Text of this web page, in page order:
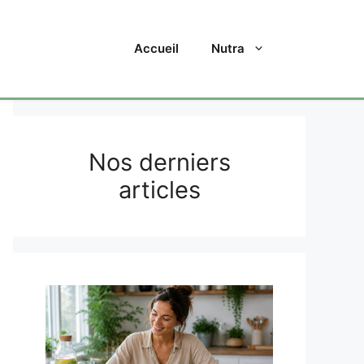
Accueil Nutra
Nos derniers
articles